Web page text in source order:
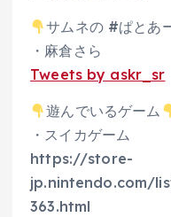
サムネの #ぱとあ
・麻倉さら
Tweets by askr_sr
遊んでいるゲーム
・スイカゲーム
https://store-
jp.nintendo.com/
363.html